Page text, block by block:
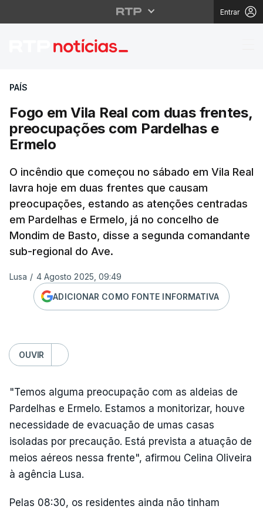
Entrar
Fogo em Vila Real
PAÍS
Fogo em Vila Real com duas frentes,
preocupações com Pardelhas e
Ermelo
O incêndio que começou no sábado em Vila Real
lavra hoje em duas frentes que causam
preocupações, estando as atenções centradas
em Pardelhas e Ermelo, já no concelho de
Mondim de Basto, disse a segunda comandante
sub-regional do Ave.
Lusa / 4 Agosto 2025, 09:49
ADICIONAR COMO FONTE INFORMATIVA
OUVIR
"Temos alguma preocupação com as aldeias de
Pardelhas e Ermelo. Estamos a monitorizar, houve
necessidade de evacuação de umas casas
isoladas por precaução. Está prevista a atuação de
meios aéreos nessa frente", afirmou Celina Oliveira
à agência Lusa.
Pelas 08:30, os residentes ainda não tinham